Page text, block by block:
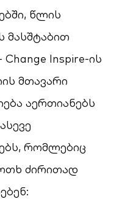
წლის
მასშტაბით
Inspire-ის
მთავარი
აერთიანებს
რომლებიც
ძირითად